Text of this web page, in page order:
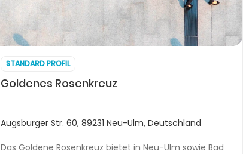
STANDARD PROFIL
Goldenes Rosenkreuz
Augsburger Str. 60, 89231 Neu-Ulm, Deutschland
Das Goldene Rosenkreuz bietet in Neu-Ulm sowie Bad